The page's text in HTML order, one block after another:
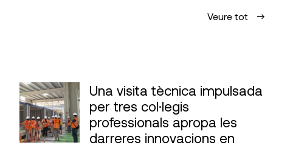
Veure tot
Una visita tècnica impulsada
per tres col·legis
professionals apropa les
darreres innovacions en